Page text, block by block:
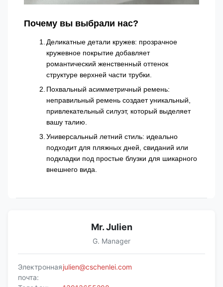
Почему вы выбрали нас?
Деликатные детали кружев: прозрачное
кружевное покрытие добавляет
романтический женственный оттенок
структуре верхней части трубки.
Похвальный асимметричный ремень:
неправильный ремень создает уникальный,
привлекательный силуэт, который выделяет
вашу талию.
Универсальный летний стиль: идеально
подходит для пляжных дней, свиданий или
подкладки под простые блузки для шикарного
внешнего вида.
Mr. Julien
G. Manager
Электронная
почта:
julien@cschenlei.com